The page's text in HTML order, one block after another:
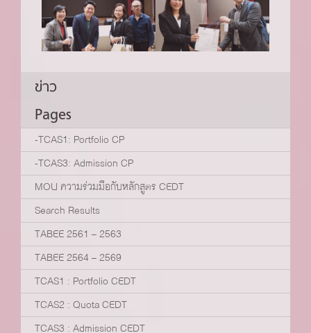
ข่าว
Pages
-TCAS1: Portfolio CP
-TCAS3: Admission CP
MOU ความร่วมมือกับหลักสูตร CEDT
Search Results
TABEE 2561 – 2563
TABEE 2564 – 2569
TCAS1 : Portfolio CEDT
TCAS2 : Quota CEDT
TCAS3 : Admission CEDT